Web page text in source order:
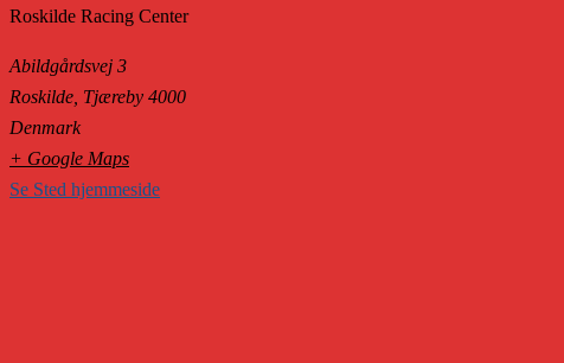
Roskilde Racing Center
Abildgårdsvej 3
Roskilde Tjæreby 4000
Denmark
+ Google Maps
Se Sted hjemmeside